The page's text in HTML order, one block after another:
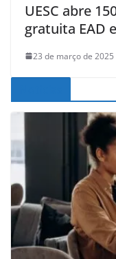
UESC abre
gratuita EAD
23 de março de 2025